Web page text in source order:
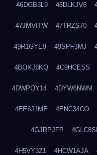
46DGB3L9 46DLKJV6
47JMVITW 47TRZS70
49R1GYE9 49SPF3MJ
4BOKJ6KQ 4C9HCESS
4DWPQY14 4DYW6NWM
4EE6J1ME 4ENC34CO
4GJRPJFP
4H5VY3Z1 4HCW1AJA